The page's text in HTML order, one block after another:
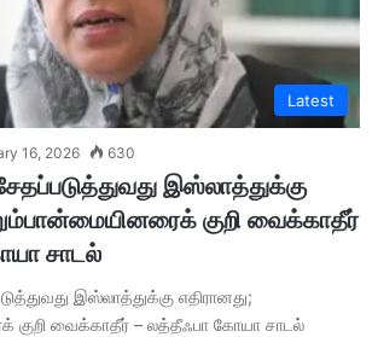
Latest
16, 2026 630
இஸ்லாத்துக்கு
குறி வைக்காதீர்
சாடல்
இஸ்லாத்துக்கு எதிரானது;
குறி வைக்காதீர் – லத்தீஃபா கோயா சாடல்